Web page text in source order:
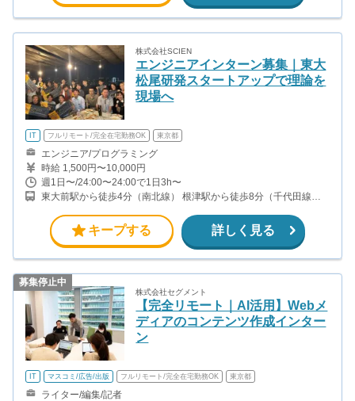
株式会社SCIEN
エンジニアインターン募集｜東大
松尾研発スタートアップで理論を
現場へ
IT フルリモート/完全在宅勤務OK 東京都
エンジニア/プログラミング
時給 1,500円〜10,000円
週1日〜/24:00〜24:00で1日3h〜
東大前駅から徒歩4分（南北線） 根津駅から徒歩8分（千代田線）
段： ・自転車（近くに駐輪場あり）
キープする 詳しく見る
募集停止中
株式会社セグメント
【完全リモート｜AI活用】Webメ
ディアのコンテンツ作成インター
ン
IT マスコミ/広告/出版 フルリモート/完全在宅勤務OK 東京都
ライター/編集/記者